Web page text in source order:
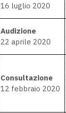
16 luglio 2020
Audizione
22 aprile 2020
Consultazione
12 febbraio 2020